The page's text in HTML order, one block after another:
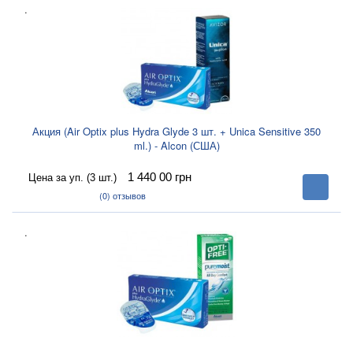
.
Акция (Air Optix plus Hydra Glyde 3 шт. + Unica Sensitive 350
ml.) - Alcon (США)
Цена за уп. (3 шт.) 1 440 00 грн
(0) отзывов
В
корзину
.